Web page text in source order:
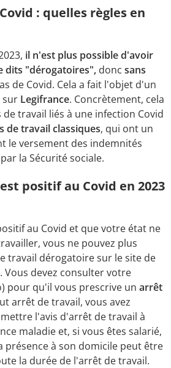
: quelles règles en
il n'est plus possible d'avoir
dits "dérogatoires", donc sans
de Covid. Cela a fait l'objet d'un
sur Legifrance. Concrètement, cela
travail liés à une infection Covid
de travail classiques, qui ont un
le versement des indemnités
la Sécurité sociale.
positif au Covid en 2023
au Covid et que votre état ne
vous ne pouvez plus
travail dérogatoire sur le site de
. Vous devez consulter votre
pour qu'il vous prescrive un arrêt
arrêt de travail, vous avez
l'avis d'arrêt de travail à
maladie et, si vous êtes salarié,
présence à son domicile peut être
la durée de l'arrêt de travail.